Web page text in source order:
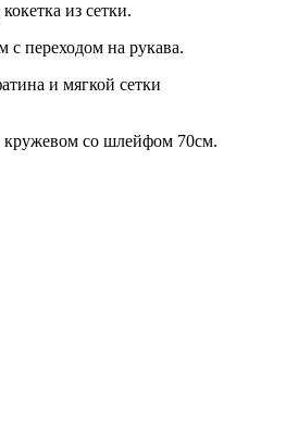
из сетки.
с переходом на рукава.
и мягкой сетки
со шлейфом 70см.